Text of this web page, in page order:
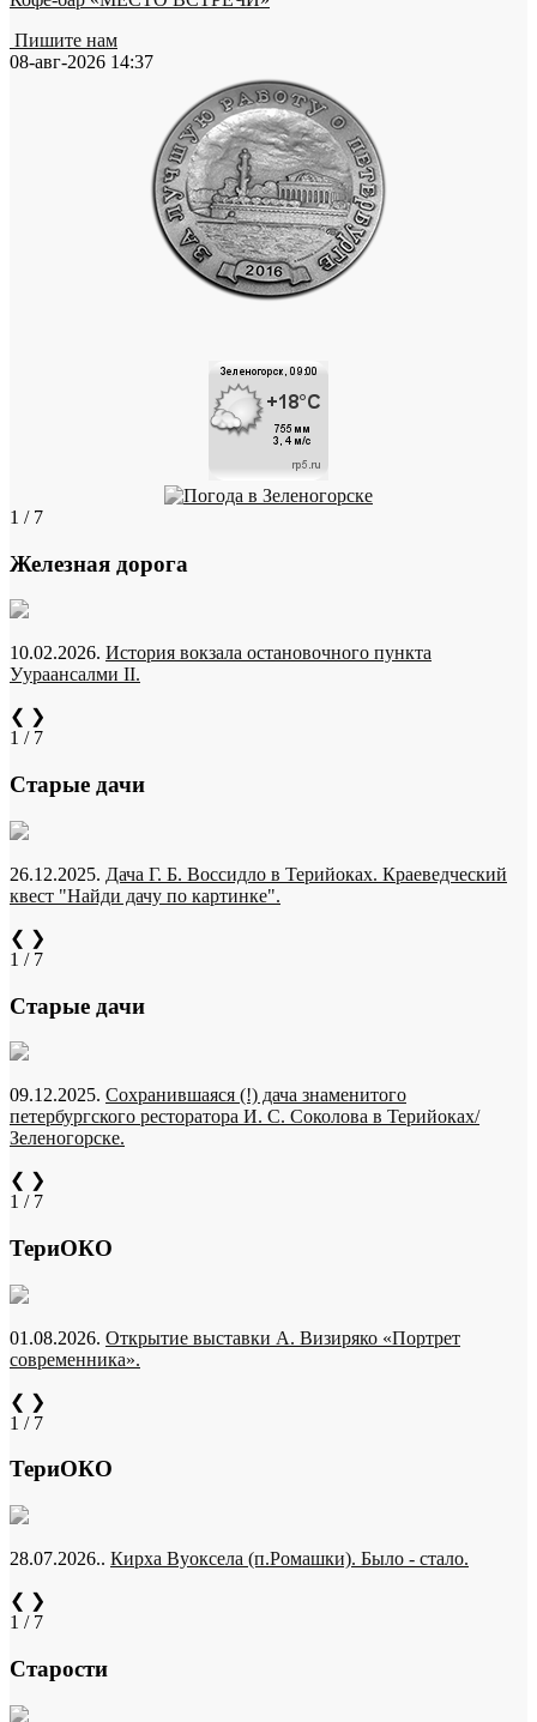
Пишите нам
08-авг-2026 14:37
1 / 7
Железная дорога
10.02.2026. История вокзала остановочного пункта
Уураансалми II.
❮ ❯
1 / 7
Старые дачи
26.12.2025. Дача Г. Б. Воссидло в Терийоках. Краеведческий
квест "Найди дачу по картинке".
❮ ❯
1 / 7
Старые дачи
09.12.2025. Сохранившаяся (!) дача знаменитого
петербургского ресторатора И. С. Соколова в Терийоках/
Зеленогорске.
❮ ❯
1 / 7
ТериОКО
01.08.2026. Открытие выставки А. Визиряко «Портрет
современника».
❮ ❯
1 / 7
ТериОКО
28.07.2026.. Кирха Вуоксела (п.Ромашки). Было - стало.
❮ ❯
1 / 7
Старости